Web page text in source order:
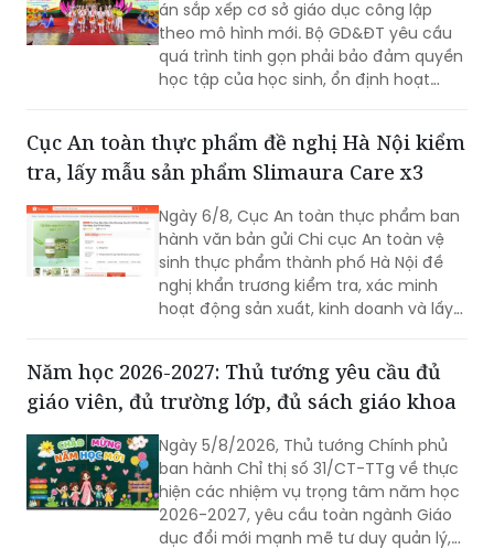
án sắp xếp cơ sở giáo dục công lập
theo mô hình mới. Bộ GD&ĐT yêu cầu
quá trình tinh gọn phải bảo đảm quyền
học tập của học sinh, ổn định hoạt
Cục An toàn thực phẩm đề nghị Hà Nội kiểm
tra, lấy mẫu sản phẩm Slimaura Care x3
Ngày 6/8, Cục An toàn thực phẩm ban
hành văn bản gửi Chi cục An toàn vệ
sinh thực phẩm thành phố Hà Nội đề
nghị khẩn trương kiểm tra, xác minh
hoạt động sản xuất, kinh doanh và lấy
Năm học 2026-2027: Thủ tướng yêu cầu đủ
giáo viên, đủ trường lớp, đủ sách giáo khoa
Ngày 5/8/2026, Thủ tướng Chính phủ
ban hành Chỉ thị số 31/CT-TTg về thực
hiện các nhiệm vụ trọng tâm năm học
2026-2027, yêu cầu toàn ngành Giáo
dục đổi mới mạnh mẽ tư duy quản lý,